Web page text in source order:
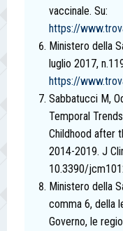
vaccinale. Su:
https://
Ministero della
luglio 2017,
https://
Sabbatucci M,
Temporal
Childhood after
2014-2019. J
10.3390/
Ministero della
comma 6, della
Governo, le